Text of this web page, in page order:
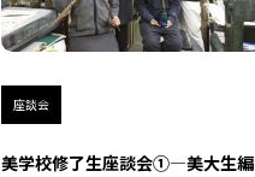
座談会
美学校修了生座談会①―美大生編